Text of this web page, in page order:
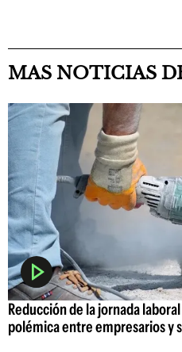
MAS NOTICIAS
Reducción de la jornada
polémica entre empresarios y